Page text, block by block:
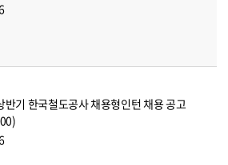
기 한국철도공사 채용형인턴 채용 공고